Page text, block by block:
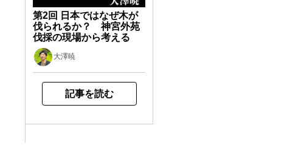
第2回 日本ではなぜ木が
伐られるか？ 神宮外苑
伐採の現場から考える
大澤暁
記事を読む